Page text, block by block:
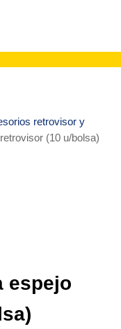
retrovisor y
(10 u/bolsa)
espejo